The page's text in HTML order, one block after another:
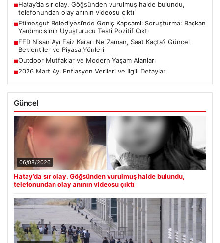
■Hatay’da sır olay. Göğsünden vurulmuş halde bulundu,
telefonundan olay anının videosu çıktı
■Etimesgut Belediyesi’nde Geniş Kapsamlı Soruşturma: Başkan
Yardımcısının Uyuşturucu Testi Pozitif Çıktı
■FED Nisan Ayı Faiz Kararı Ne Zaman, Saat Kaçta? Güncel
Beklentiler ve Piyasa Yönleri
■Outdoor Mutfaklar ve Modern Yaşam Alanları
■2026 Mart Ayı Enflasyon Verileri ve İlgili Detaylar
Güncel
06/08/2026
Hatay’da sır olay. Göğsünden vurulmuş halde bulundu,
telefonundan olay anının videosu çıktı